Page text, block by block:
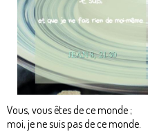
Vous, vous êtes de ce monde ;
moi, je ne suis pas de ce monde.